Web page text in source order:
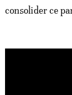
consolider ce